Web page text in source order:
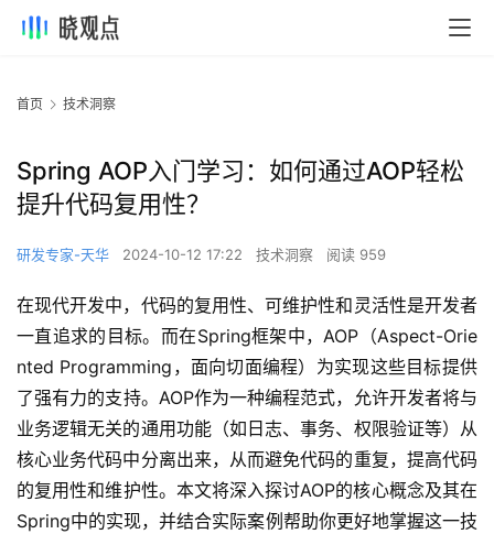
首页 技术洞察
Spring AOP入门学习：如何通过AOP轻松
提升代码复用性？
研发专家-天华 2024-10-12 17:22 技术洞察 阅读 959
在现代开发中，代码的复用性、可维护性和灵活性是开发者
一直追求的目标。而在Spring框架中，AOP（Aspect-Orie
nted Programming，面向切面编程）为实现这些目标提供
了强有力的支持。AOP作为一种编程范式，允许开发者将与
业务逻辑无关的通用功能（如日志、事务、权限验证等）从
核心业务代码中分离出来，从而避免代码的重复，提高代码
的复用性和维护性。本文将深入探讨AOP的核心概念及其在
Spring中的实现，并结合实际案例帮助你更好地掌握这一技